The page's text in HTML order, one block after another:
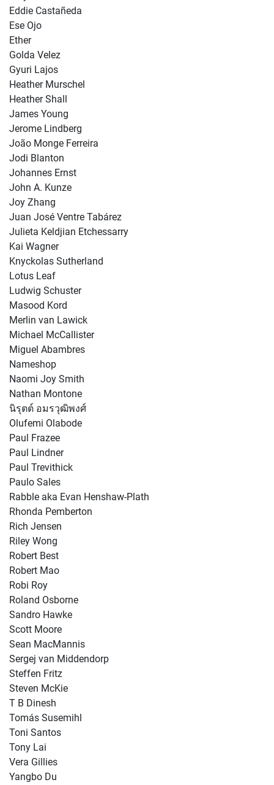
Eddie Castañeda
Ese Ojo
Ether
Golda Velez
Gyuri Lajos
Heather Murschel
Heather Shall
James Young
Jerome Lindberg
João Monge Ferreira
Jodi Blanton
Johannes Ernst
John A. Kunze
Joy Zhang
Juan José Ventre Tabárez
Julieta Keldjian Etchessarry
Kai Wagner
Knyckolas Sutherland
Lotus Leaf
Ludwig Schuster
Masood Kord
Merlin van Lawick
Michael McCallister
Miguel Abambres
Nameshop
Naomi Joy Smith
Nathan Montone
นิรุตต์ อมรวุฒิพงศ์
Olufemi Olabode
Paul Frazee
Paul Lindner
Paul Trevithick
Paulo Sales
Rabble aka Evan Henshaw-Plath
Rhonda Pemberton
Rich Jensen
Riley Wong
Robert Best
Robert Mao
Robi Roy
Roland Osborne
Sandro Hawke
Scott Moore
Sean MacMannis
Sergej van Middendorp
Steffen Fritz
Steven McKie
T B Dinesh
Tomás Susemihl
Toni Santos
Tony Lai
Vera Gillies
Yangbo Du